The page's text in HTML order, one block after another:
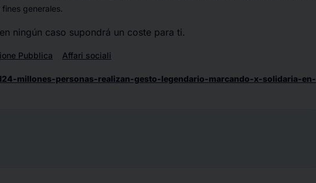
generales.
ningún caso supondrá un coste para ti.
Pubblica Affari sociali
millones-personas-realizan-gesto-legendario-marcando-x-solidaria-en-